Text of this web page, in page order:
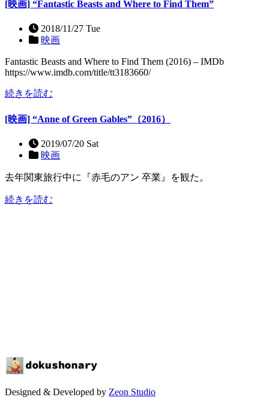
[映画] “Fantastic Beasts and Where to Find Them”
2018/11/27 Tue
映画
Fantastic Beasts and Where to Find Them (2016) – IMDb
https://www.imdb.com/title/tt3183660/
続きを読む
[映画] “Anne of Green Gables”（2016）
2019/07/20 Sat
映画
去年関東旅行中に『赤毛のアン 卒業』を観た。
続きを読む
Designed & Developed by Zeon Studio